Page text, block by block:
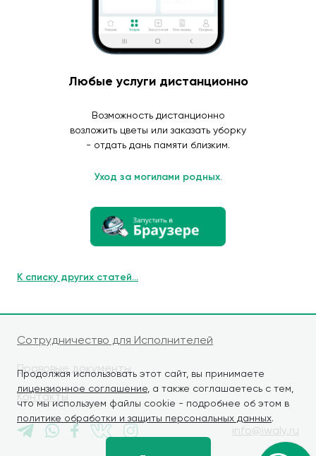
Продолжая использовать этот сайт, вы принимаете
лицензионное соглашение , а также соглашаетесь с тем,
что мы используем файлы cookie - подробнее об этом в
политике обработки и защиты персональных данных.
Любые услуги дистанционно
Возможность дистанционно
возложить цветы или заказать уборку
- отдать дань памяти близким.
Уход за могилами родных.
К списку других статей...
Сотрудничество для Исполнителей
Правовые документы
Контакты
info@iwaly.ru